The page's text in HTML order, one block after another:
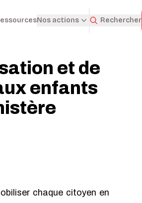
Nos actions Rechercher
et de
enfants
chaque citoyen en